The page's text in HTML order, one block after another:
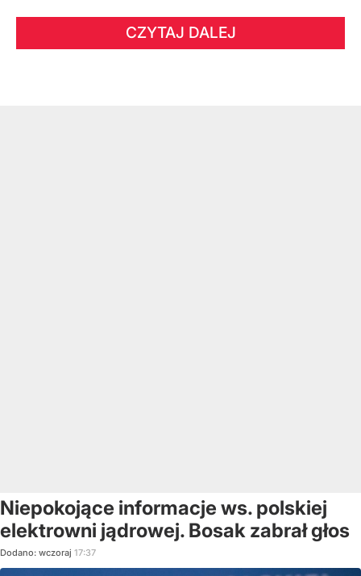
CZYTAJ DALEJ
Niepokojące informacje ws. polskiej
elektrowni jądrowej. Bosak zabrał głos
Dodano: wczoraj 17:37